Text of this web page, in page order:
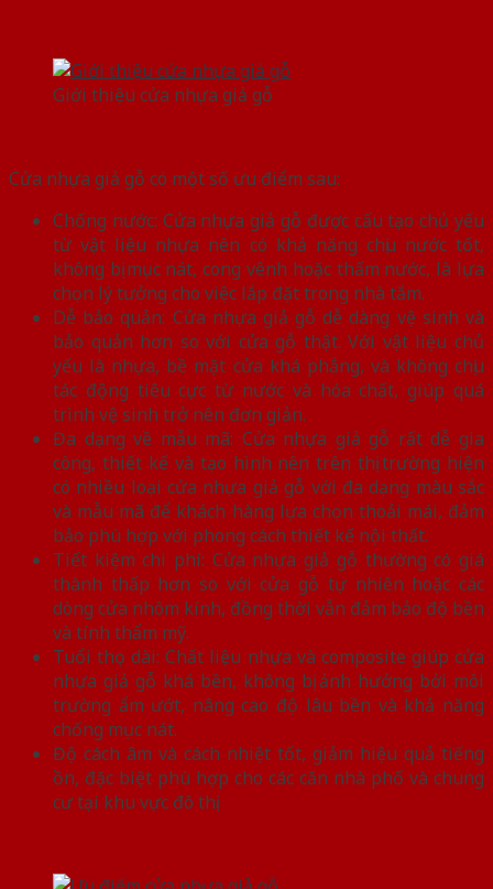
Giới thiệu cửa nhựa giả gỗ
Cửa nhựa giả gỗ có một số ưu điểm sau:
Chống nước: Cửa nhựa giả gỗ được cấu tạo chủ yếu
từ vật liệu nhựa nên có khả năng chịu nước tốt,
không bị mục nát, cong vênh hoặc thấm nước, là lựa
chọn lý tưởng cho việc lắp đặt trong nhà tắm.
Dễ bảo quản: Cửa nhựa giả gỗ dễ dàng vệ sinh và
bảo quản hơn so với cửa gỗ thật. Với vật liệu chủ
yếu là nhựa, bề mặt cửa khá phẳng, và không chịu
tác động tiêu cực từ nước và hóa chất, giúp quá
trình vệ sinh trở nên đơn giản.
Đa dạng về mẫu mã: Cửa nhựa giả gỗ rất dễ gia
công, thiết kế và tạo hình nên trên thị trường hiện
có nhiều loại cửa nhựa giả gỗ với đa dạng màu sắc
và mẫu mã để khách hàng lựa chọn thoải mái, đảm
bảo phù hợp với phong cách thiết kế nội thất.
Tiết kiệm chi phí: Cửa nhựa giả gỗ thường có giá
thành thấp hơn so với cửa gỗ tự nhiên hoặc các
dòng cửa nhôm kính, đồng thời vẫn đảm bảo độ bền
và tính thẩm mỹ.
Tuổi thọ dài: Chất liệu nhựa và composite giúp cửa
nhựa giả gỗ khá bền, không bị ảnh hưởng bởi môi
trường ẩm ướt, nâng cao độ lâu bền và khả năng
chống mục nát.
Độ cách âm và cách nhiệt tốt, giảm hiệu quả tiếng
ồn, đặc biệt phù hợp cho các căn nhà phố và chung
cư tại khu vực đô thị.